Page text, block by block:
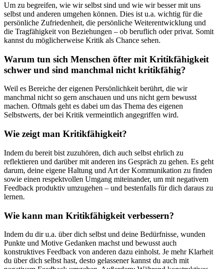
Um zu begreifen, wie wir selbst sind und wie wir besser mit uns
selbst und anderen umgehen können. Dies ist u.a. wichtig für die
persönliche Zufriedenheit, die persönliche Weiterentwicklung und
die Tragfähigkeit von Beziehungen – ob beruflich oder privat. Somit
kannst du möglicherweise Kritik als Chance sehen.
Warum tun sich Menschen öfter mit Kritikfähigkeit
schwer und sind manchmal nicht kritikfähig?
Weil es Bereiche der eigenen Persönlichkeit berührt, die wir
manchmal nicht so gern anschauen und uns nicht gern bewusst
machen. Oftmals geht es dabei um das Thema des eigenen
Selbstwerts, der bei Kritik vermeintlich angegriffen wird.
Wie zeigt man Kritikfähigkeit?
Indem du bereit bist zuzuhören, dich auch selbst ehrlich zu
reflektieren und darüber mit anderen ins Gespräch zu gehen. Es geht
darum, deine eigene Haltung und Art der Kommunikation zu finden
sowie einen respektvollen Umgang miteinander, um mit negativem
Feedback produktiv umzugehen – und bestenfalls für dich daraus zu
lernen.
Wie kann man Kritikfähigkeit verbessern?
Indem du dir u.a. über dich selbst und deine Bedürfnisse, wunden
Punkte und Motive Gedanken machst und bewusst auch
konstruktives Feedback von anderen dazu einholst. Je mehr Klarheit
du über dich selbst hast, desto gelassener kannst du auch mit